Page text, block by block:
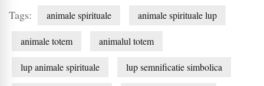
Tags: animale spirituale animale spirituale lup
animale totem animalul totem
lup animale spirituale lup semnificatie simbolica